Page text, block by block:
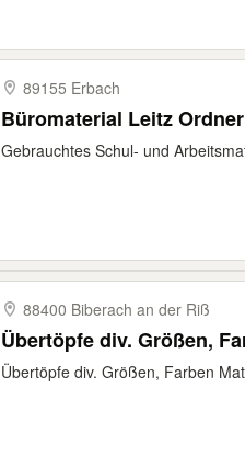
89155 Erbach
Büromaterial Leitz
Gebrauchtes Schul- und
88400 Biberach an der Riß
Übertöpfe div. Größen,
Übertöpfe div. Größen, Farben